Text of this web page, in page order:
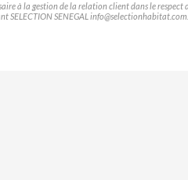
à la gestion de la relation client dans le respect
SENEGAL